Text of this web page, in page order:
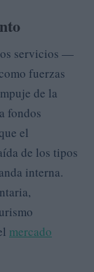
servicios —
fuerzas
de la
fondos
el
de los tipos
interna.
mercado